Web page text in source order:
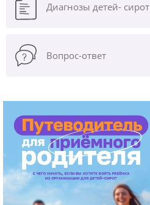
Диагнозы детей- сирот
Вопрос-ответ